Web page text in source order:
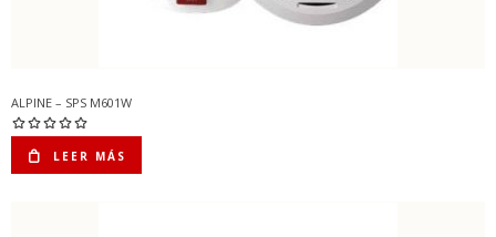
ALPINE – SPS M601W
LEER MÁS